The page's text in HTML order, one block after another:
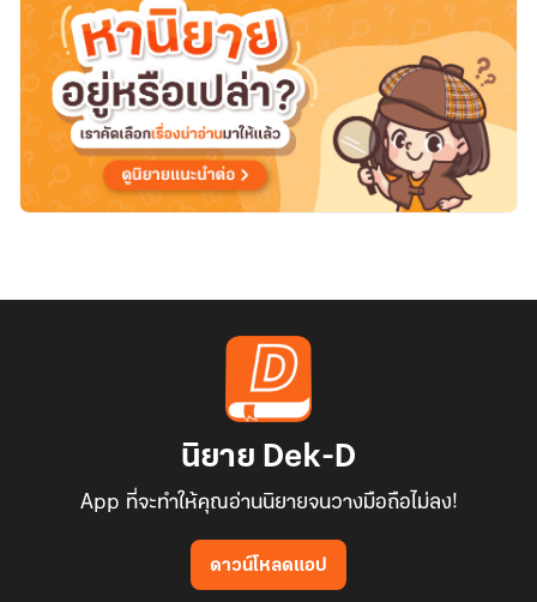
บุ๊กส์
นิยาย Dek-D
App ที่จะทำให้คุณอ่านนิยายจนวางมือถือไม่ลง!
ดาวน์โหลดแอป